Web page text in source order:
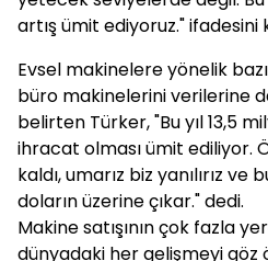
artış ümit ediyoruz." ifadesini
Evsel makinelere yönelik
büro makinelerini verilerine
belirten Türker, "Bu yıl 13,5
ihracat olması ümit ediliyor.
kaldı, umarız biz yanılırız
doların üzerine çıkar." dedi.
Makine satışının çok fazla
dünyadaki her gelişmeyi göz